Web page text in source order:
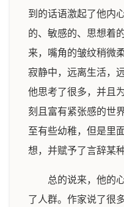
到的话语激起了他内
的、敏感的、思想着
来，嘴角的皱纹稍微
寂静中，远离生活，
他思考了很多，并且
刻且富有紧张感的世
至有些幼稚，但是里
想，并赋予了言辞某
总的说来，他的
了人群。作家说了很